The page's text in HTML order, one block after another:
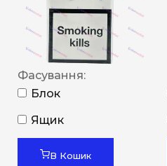
Фасування:
Блок
Ящик
В Кошик